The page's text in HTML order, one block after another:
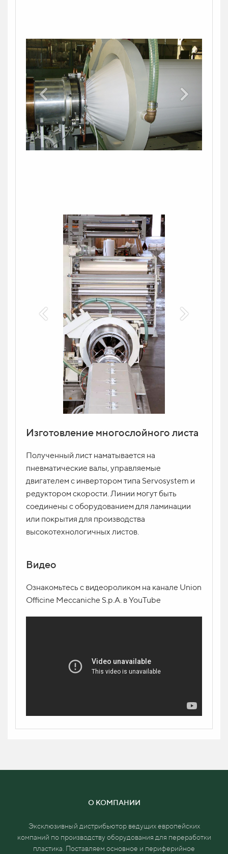
Изготовление многослойного листа
Полученный лист наматывается на
пневматические валы, управляемые
двигателем с инвертором типа Servosystem и
редуктором скорости. Линии могут быть
соединены с оборудованием для ламинации
или покрытия для производства
высокотехнологичных листов.
Видео
Ознакомьтесь с видеороликом на канале Union
Officine Meccaniche S.p.A. в YouTube
Отправить заявку
Напишите ваш вопрос в форму и укажите
контакт. Менеджер свяжется с вами в
ближайшее время и проконсультирует.
О КОМПАНИИ
Эксклюзивный дистрибьютор ведущих европейских
компаний по производству оборудования для переработки
пластика. Поставляем основное и периферийное